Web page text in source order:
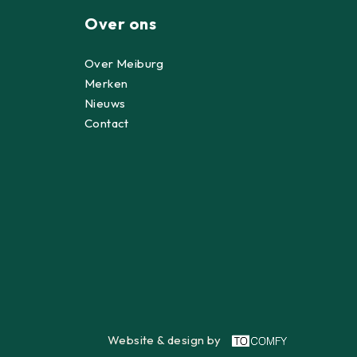
Over ons
Over Meiburg
Merken
Nieuws
Contact
Website & design by